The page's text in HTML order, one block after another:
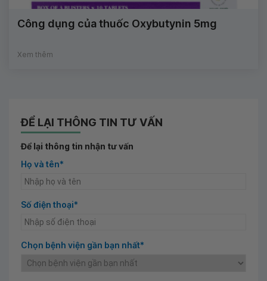
Công dụng của thuốc Oxybutynin 5mg
Xem thêm
ĐỂ LẠI THÔNG TIN TƯ VẤN
Để lại thông tin nhận tư vấn
Họ và tên*
Số điện thoại*
Chọn bệnh viện gần bạn nhất*